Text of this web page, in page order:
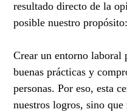
resultado directo de la
posible nuestro
Crear un entorno
buenas prácticas y
personas. Por eso, esta
nuestros logros, sino